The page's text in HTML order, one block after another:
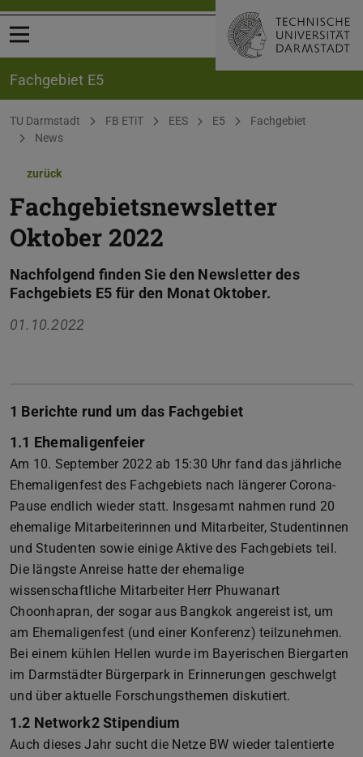
Menü öffnen
Fachgebiet E5
Sie befinden sich hier:
TU Darmstadt FB ETiT EES E5
Fachgebiet
News
zurück
Fachgebietsnewsletter
Oktober 2022
Nachfolgend finden Sie den Newsletter des
Fachgebiets E5 für den Monat Oktober.
01.10.2022
1 Berichte rund um das Fachgebiet
1.1 Ehemaligenfeier
Am 10. September 2022 ab 15:30 Uhr fand das jährliche
Ehemaligenfest des Fachgebiets nach längerer Corona-
Pause endlich wieder statt. Insgesamt nahmen rund 20
ehemalige Mitarbeiterinnen und Mitarbeiter, Studentinnen
und Studenten sowie einige Aktive des Fachgebiets teil.
Die längste Anreise hatte der ehemalige
wissenschaftliche Mitarbeiter Herr Phuwanart
Choonhapran, der sogar aus Bangkok angereist ist, um
am Ehemaligenfest (und einer Konferenz) teilzunehmen.
Bei einem kühlen Hellen wurde im Bayerischen Biergarten
im Darmstädter Bürgerpark in Erinnerungen geschwelgt
und über aktuelle Forschungsthemen diskutiert.
1.2 Network2 Stipendium
Auch dieses Jahr sucht die Netze BW wieder talentierte